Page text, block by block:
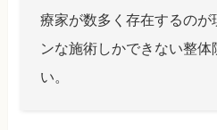
療家が数多く存在するの
ンな施術しかできない整体
い。